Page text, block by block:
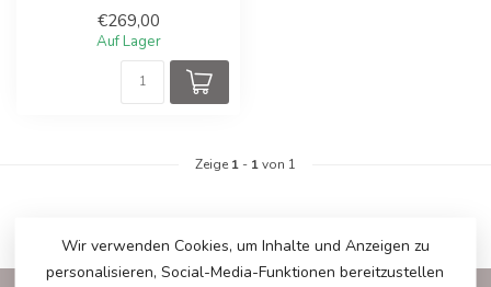
atemberaubenden elektris...
€269,00
Auf Lager
Zeige 1 - 1von 1
Wir verwenden Cookies, um Inhalte und Anzeigen zu
personalisieren, Social-Media-Funktionen bereitzustellen